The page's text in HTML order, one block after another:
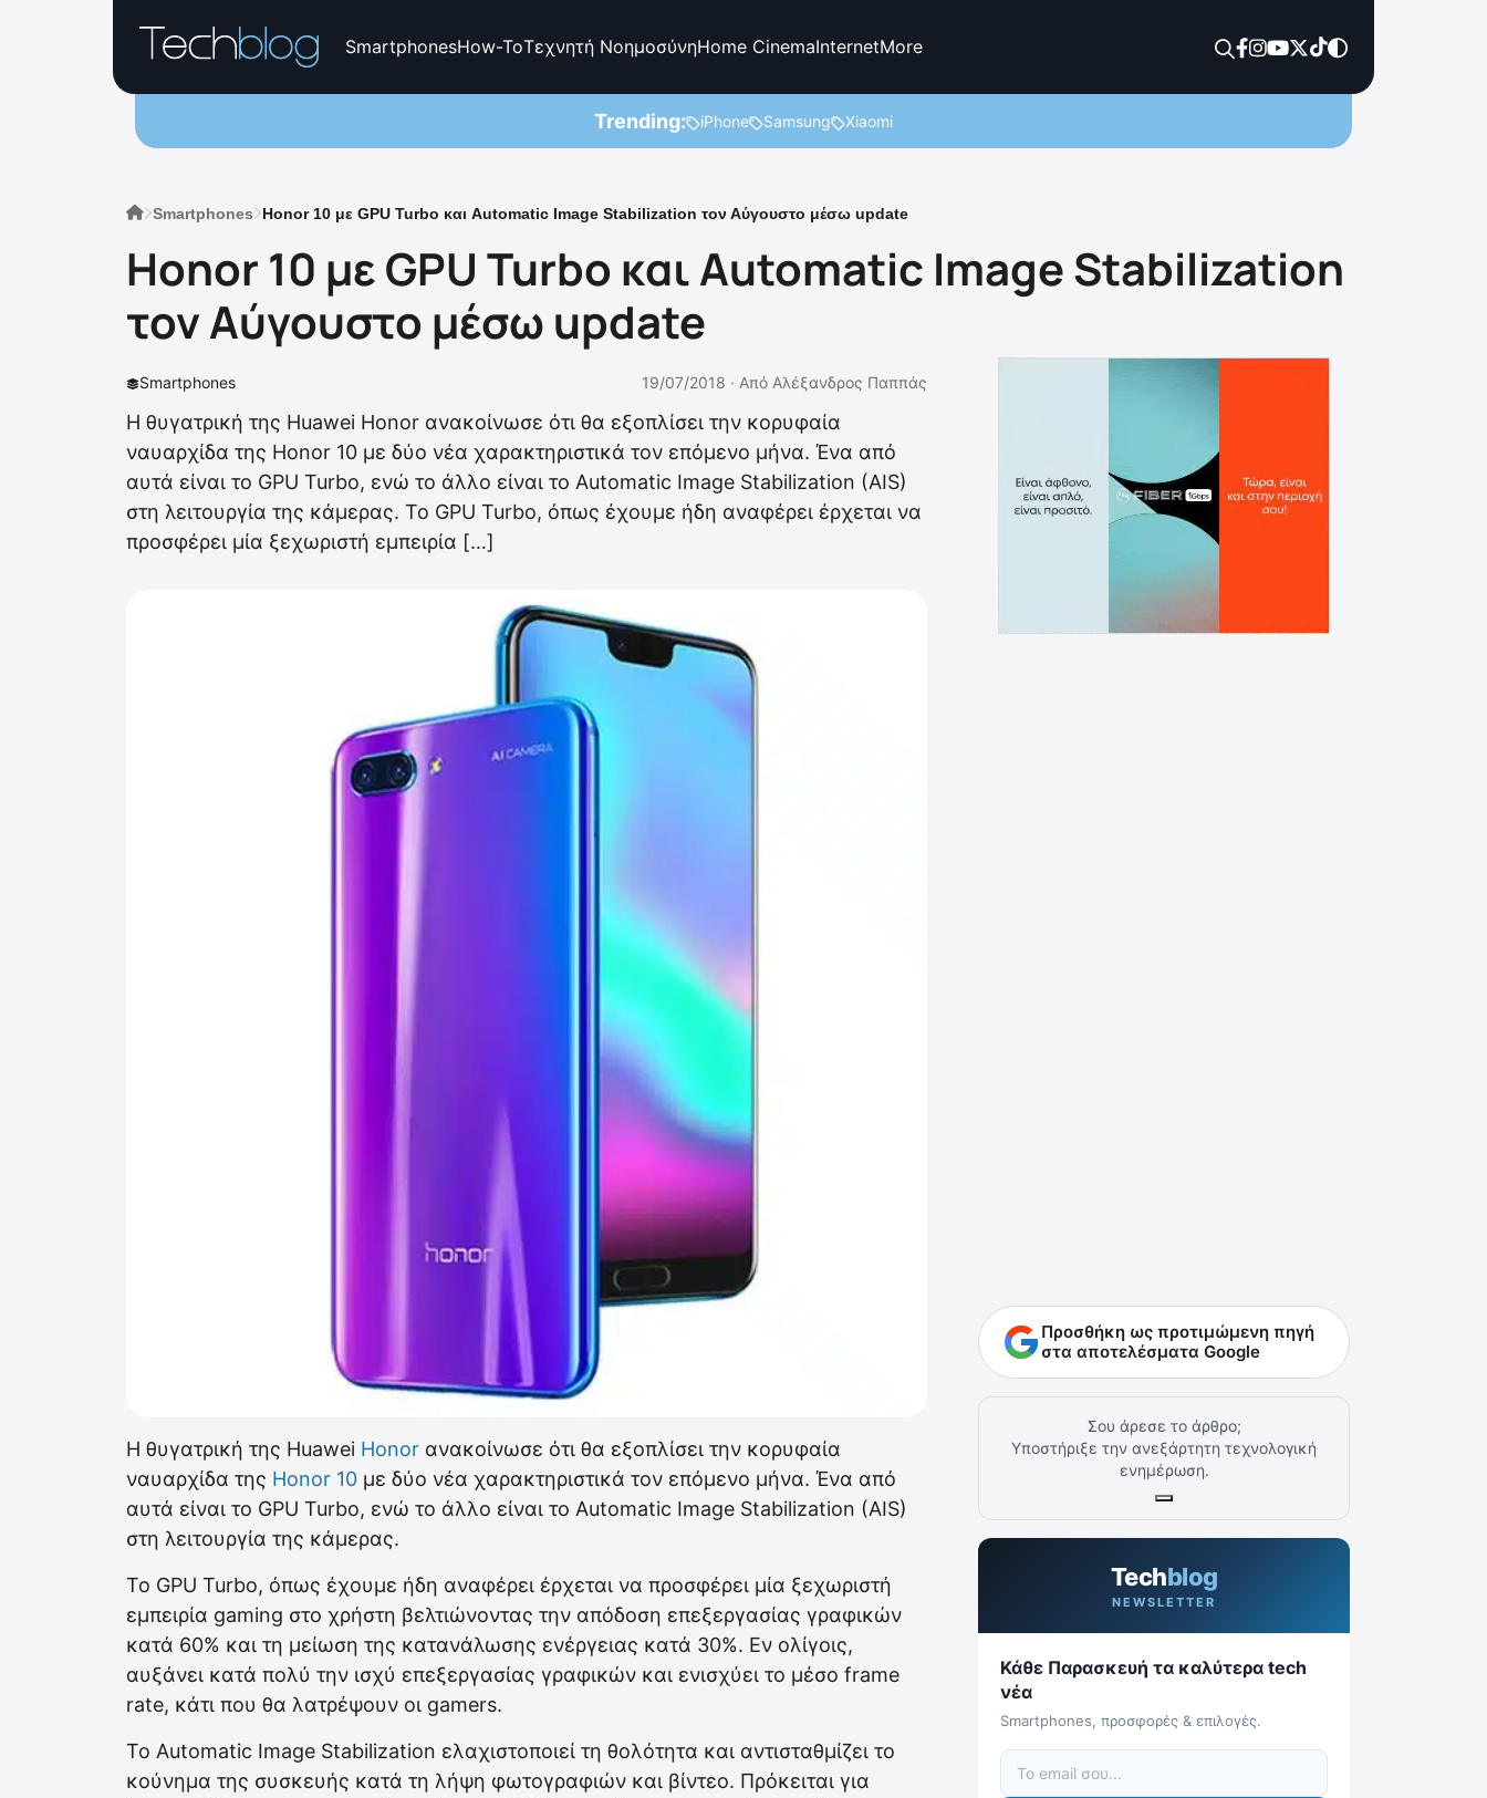
SmartphonesHow-ToΤεχνητή ΝοημοσύνηHome CinemaInternetMore
Trending: iPhone Samsung Xiaomi
Smartphones Honor 10 με GPU Turbo και Automatic Image Stabilization τον Αύγουστο μέσω update
Honor 10 με GPU Turbo και Automatic Image Stabilization
τον Αύγουστο μέσω update
Smartphones 19/07/2018 · Από Αλέξανδρος Παππάς
Η θυγατρική της Huawei Honor ανακοίνωσε ότι θα εξοπλίσει την κορυφαία
ναυαρχίδα της Honor 10 με δύο νέα χαρακτηριστικά τον επόμενο μήνα. Ένα από
αυτά είναι το GPU Turbo, ενώ το άλλο είναι το Automatic Image Stabilization (AIS)
στη λειτουργία της κάμερας. Το GPU Turbo, όπως έχουμε ήδη αναφέρει έρχεται να
προσφέρει μία ξεχωριστή εμπειρία […]
Η θυγατρική της Huawei Honor ανακοίνωσε ότι θα εξοπλίσει την κορυφαία
ναυαρχίδα της Honor 10 με δύο νέα χαρακτηριστικά τον επόμενο μήνα. Ένα από
αυτά είναι το GPU Turbo, ενώ το άλλο είναι το Automatic Image Stabilization (AIS)
στη λειτουργία της κάμερας.
Το GPU Turbo, όπως έχουμε ήδη αναφέρει έρχεται να προσφέρει μία ξεχωριστή
εμπειρία gaming στο χρήστη βελτιώνοντας την απόδοση επεξεργασίας γραφικών
κατά 60% και τη μείωση της κατανάλωσης ενέργειας κατά 30%. Εν ολίγοις,
αυξάνει κατά πολύ την ισχύ επεξεργασίας γραφικών και ενισχύει το μέσο frame
rate, κάτι που θα λατρέψουν οι gamers.
Το Automatic Image Stabilization ελαχιστοποιεί τη θολότητα και αντισταθμίζει το
κούνημα της συσκευής κατά τη λήψη φωτογραφιών και βίντεο. Πρόκειται για
Προσθήκη ως προτιμώμενη πηγή
στα αποτελέσματα Google
Σου άρεσε το άρθρο;
Υποστήριξε την ανεξάρτητη τεχνολογική
ενημέρωση.
Techblog
NEWSLETTER
Κάθε Παρασκευή τα καλύτερα tech
νέα
Smartphones, προσφορές & επιλογές.